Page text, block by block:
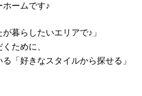
ームです♪
暮らしたいエリアで♪」
ために、
「好きなスタイルから探せる」